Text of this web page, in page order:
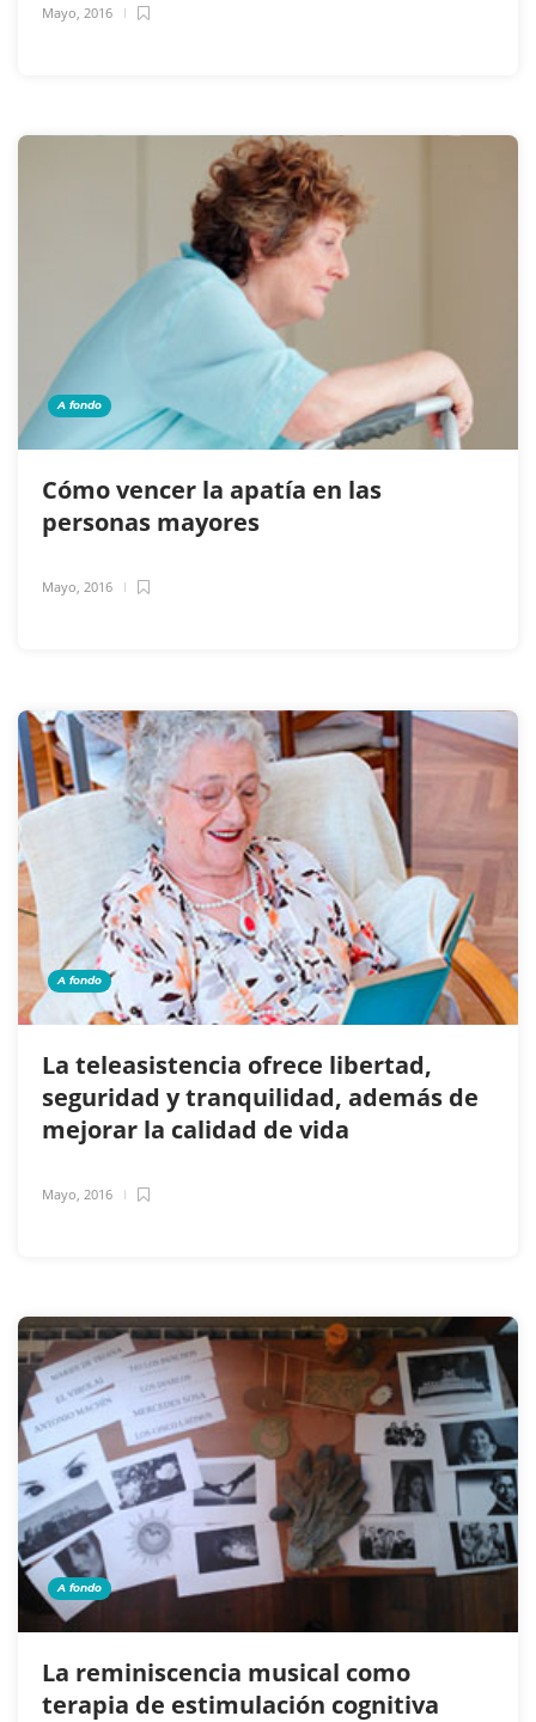
Mayo, 2016
A fondo
Cómo vencer la apatía en las
personas mayores
Mayo, 2016
A fondo
La teleasistencia ofrece libertad,
seguridad y tranquilidad, además de
mejorar la calidad de vida
Mayo, 2016
A fondo
La reminiscencia musical como
terapia de estimulación cognitiva